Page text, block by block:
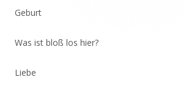
Geburt
Was ist bloß los hier?
Liebe